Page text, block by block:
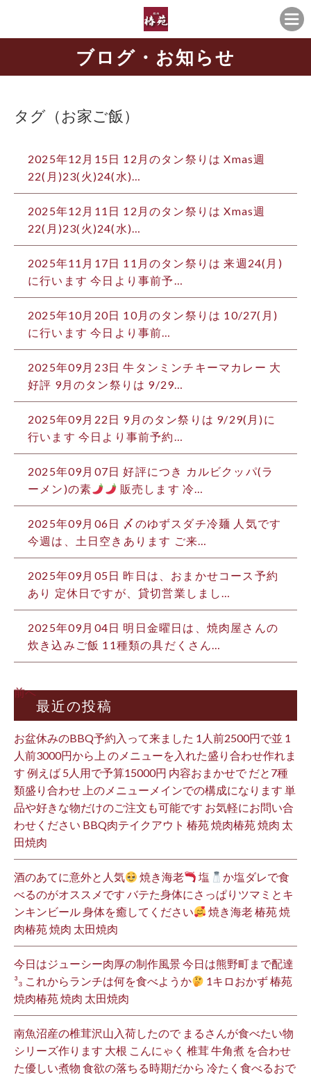
ブログ・お知らせ
タグ（お家ご飯）
2025年12月15日 12月のタン祭りは Xmas週
22(月)23(火)24(水)…
2025年12月11日 12月のタン祭りは Xmas週
22(月)23(火)24(水)…
2025年11月17日 11月のタン祭りは 来週24(月)
に行います 今日より事前予…
2025年10月20日 10月のタン祭りは 10/27(月)
に行います 今日より事前…
2025年09月23日 牛タンミンチキーマカレー 大
好評 9月のタン祭りは 9/29…
2025年09月22日 9月のタン祭りは 9/29(月)に
行います 今日より事前予約…
2025年09月07日 好評につき カルビクッパ(ラ
ーメン)の素
販売します 冷…
2025年09月06日 〆のゆずスダチ冷麺 人気です
今週は、土日空きあります ご来…
2025年09月05日 昨日は、おまかせコース予約
あり 定休日ですが、貸切営業しまし…
2025年09月04日 明日金曜日は、焼肉屋さんの
炊き込みご飯 11種類の具だくさん…
前へ
最近の投稿
お盆休みのBBQ予約入って来ました 1人前2500円で並 1
人前3000円から上 のメニューを入れた盛り合わせ作れま
す 例えば 5人用で予算15000円 内容おまかせで だと7種
類盛り合わせ 上のメニューメインでの構成になります 単
品や好きな物だけのご注文も可能です お気軽にお問い合
わせください BBQ肉テイクアウト 椿苑 焼肉椿苑 焼肉 太
田焼肉
酒のあてに意外と人気 焼き海老 塩
か塩ダレで食
べるのがオススメです バテた身体にさっぱりツマミとキ
ンキンビール 身体を癒してください
焼き海老 椿苑 焼
肉椿苑 焼肉 太田焼肉
今日はジューシー肉厚の制作風景 今日は熊野町まで配達
³₃ これからランチは何を食べようか
1キロおかず 椿苑
焼肉椿苑 焼肉 太田焼肉
南魚沼産の椎茸沢山入荷したので まるさんが食べたい物
シリーズ作ります 大根 こんにゃく 椎茸 牛角煮 を合わせ
た優しい煮物 食欲の落ちる時期だから 冷たく食べるおで